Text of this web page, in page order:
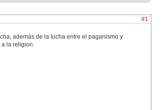
#1
además de la lucha entre el paganismo y
la religion.